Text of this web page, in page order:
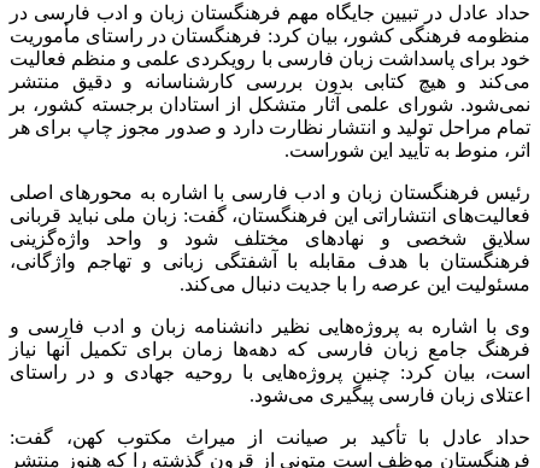
حداد عادل در تبیین جایگاه مهم فرهنگستان زبان و ادب فارسی در
منظومه فرهنگی کشور، بیان کرد: فرهنگستان در راستای مأموریت
خود برای پاسداشت زبان فارسی با رویکردی علمی و منظم فعالیت
می‌کند و هیچ کتابی بدون بررسی کارشناسانه و دقیق منتشر
نمی‌شود. شورای علمی آثار متشکل از استادان برجسته کشور، بر
تمام مراحل تولید و انتشار نظارت دارد و صدور مجوز چاپ برای هر
اثر، منوط به تأیید این شوراست.
رئیس فرهنگستان زبان و ادب فارسی با اشاره به محورهای اصلی
فعالیت‌های انتشاراتی این فرهنگستان، گفت: زبان ملی نباید قربانی
سلایق شخصی و نهادهای مختلف شود و واحد واژه‌گزینی
فرهنگستان با هدف مقابله با آشفتگی زبانی و تهاجم واژگانی،
مسئولیت این عرصه را با جدیت دنبال می‌کند.
وی با اشاره به پروژه‌هایی نظیر دانشنامه زبان و ادب فارسی و
فرهنگ جامع زبان فارسی که دهه‌ها زمان برای تکمیل آنها نیاز
است، بیان کرد: چنین پروژه‌هایی با روحیه جهادی و در راستای
اعتلای زبان فارسی پیگیری می‌شود.
حداد عادل با تأکید بر صیانت از میراث مکتوب کهن، گفت:
فرهنگستان موظف است متونی از قرون گذشته را که هنوز منتشر